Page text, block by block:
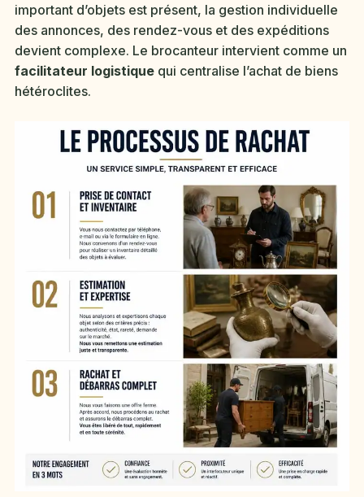
important d’objets est présent, la gestion individuelle
des annonces, des rendez-vous et des expéditions
devient complexe. Le brocanteur intervient comme un
facilitateur logistique qui centralise l’achat de biens
hétéroclites.